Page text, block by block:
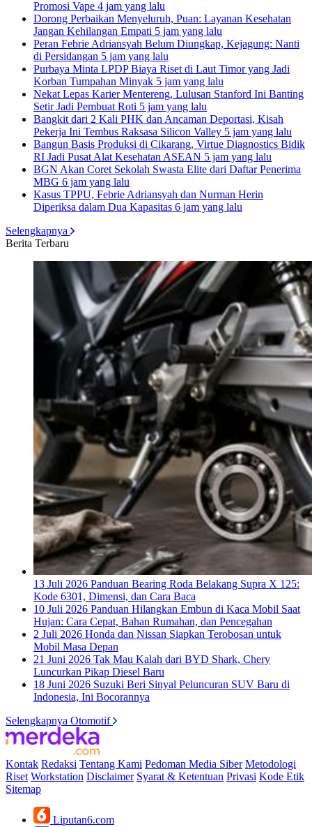
Promosi Vape 4 jam yang lalu
Dorong Perbaikan Menyeluruh, Puan: Layanan Kesehatan
Jangan Kehilangan Empati 5 jam yang lalu
Peran Febrie Adriansyah Belum Diungkap, Kejagung: Nanti
di Persidangan 5 jam yang lalu
Purbaya Minta LPDP Biaya Riset di Laut Timor yang Jadi
Korban Tumpahan Minyak 5 jam yang lalu
Nekat Lepas Karier Mentereng, Lulusan Stanford Ini Banting
Setir Jadi Pembuat Roti 5 jam yang lalu
Bangkit dari 2 Kali PHK dan Ancaman Deportasi, Kisah
Pekerja Ini Tembus Raksasa Silicon Valley 5 jam yang lalu
Bangun Basis Produksi di Cikarang, Virtue Diagnostics Bidik
RI Jadi Pusat Alat Kesehatan ASEAN 5 jam yang lalu
BGN Akan Coret Sekolah Swasta Elite dari Daftar Penerima
MBG 6 jam yang lalu
Kasus TPPU, Febrie Adriansyah dan Nurman Herin
Diperiksa dalam Dua Kapasitas 6 jam yang lalu
Selengkapnya
Berita Terbaru
13 Juli 2026 Panduan Bearing Roda Belakang Supra X 125:
Kode 6301, Dimensi, dan Cara Baca
10 Juli 2026 Panduan Hilangkan Embun di Kaca Mobil Saat
Hujan: Cara Cepat, Bahan Rumahan, dan Pencegahan
2 Juli 2026 Honda dan Nissan Siapkan Terobosan untuk
Mobil Masa Depan
21 Juni 2026 Tak Mau Kalah dari BYD Shark, Chery
Luncurkan Pikap Diesel Baru
18 Juni 2026 Suzuki Beri Sinyal Peluncuran SUV Baru di
Indonesia, Ini Bocorannya
Selengkapnya Otomotif
Kontak Redaksi Tentang Kami Pedoman Media Siber Metodologi
Riset Workstation Disclaimer Syarat & Ketentuan Privasi Kode Etik
Sitemap
Liputan6.com